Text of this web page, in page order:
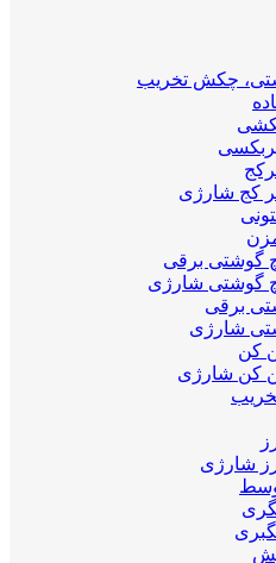
چکش تخریب
کج شارژی
گوشتی برقی
گوشتی شارژی
برقی
شارژی
کن
کن شارژی
شارژی